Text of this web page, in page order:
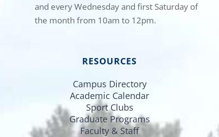
and every Wednesday and first Saturday of
the month from 10am to 12pm.
RESOURCES
Campus Directory
Academic Calendar
Sport Clubs
Graduate Programs
Faculty & Staff